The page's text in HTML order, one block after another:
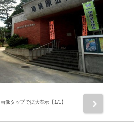
画像タップで拡大表示【1/1】